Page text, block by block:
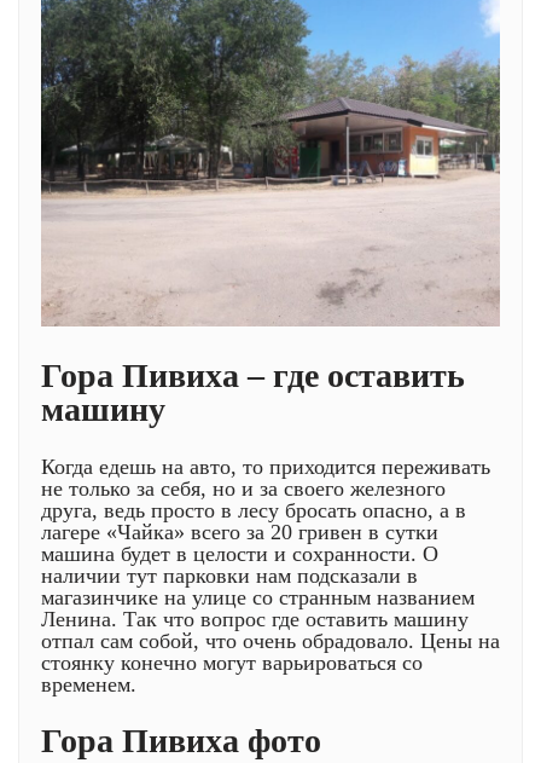
Гора Пивиха – где оставить
машину
Когда едешь на авто, то приходится переживать
не только за себя, но и за своего железного
друга, ведь просто в лесу бросать опасно, а в
лагере «Чайка» всего за 20 гривен в сутки
машина будет в целости и сохранности. О
наличии тут парковки нам подсказали в
магазинчике на улице со странным названием
Ленина. Так что вопрос где оставить машину
отпал сам собой, что очень обрадовало. Цены на
стоянку конечно могут варьироваться со
временем.
Гора Пивиха фото